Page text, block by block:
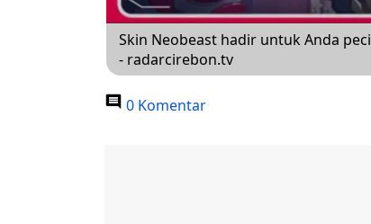
Skin Neobeast hadir untuk Anda
- radarcirebon.tv
0 Komentar